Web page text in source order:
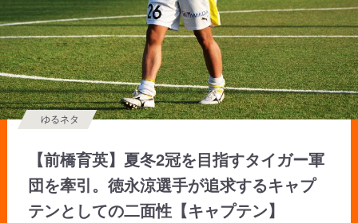
【前橋育英】夏冬2冠を目指すタイガー軍
団を牽引。徳永涼選手が追求するキャプ
テンとしての二面性【キャプテン】
ゆるネタ